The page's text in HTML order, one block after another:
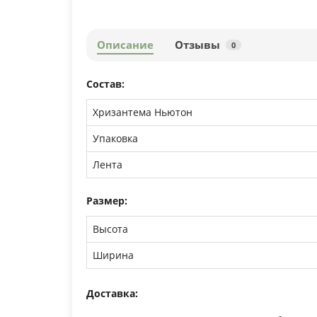
Описание Отзывы 0
Состав:
Хризантема Ньютон
Упаковка
Лента
Размер:
Высота
Ширина
Доставка: